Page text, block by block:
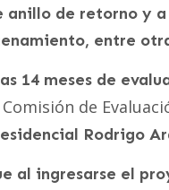
anillo de retorno y a
entre
14 meses de
Comisión de
Rodrigo
al ingresarse el